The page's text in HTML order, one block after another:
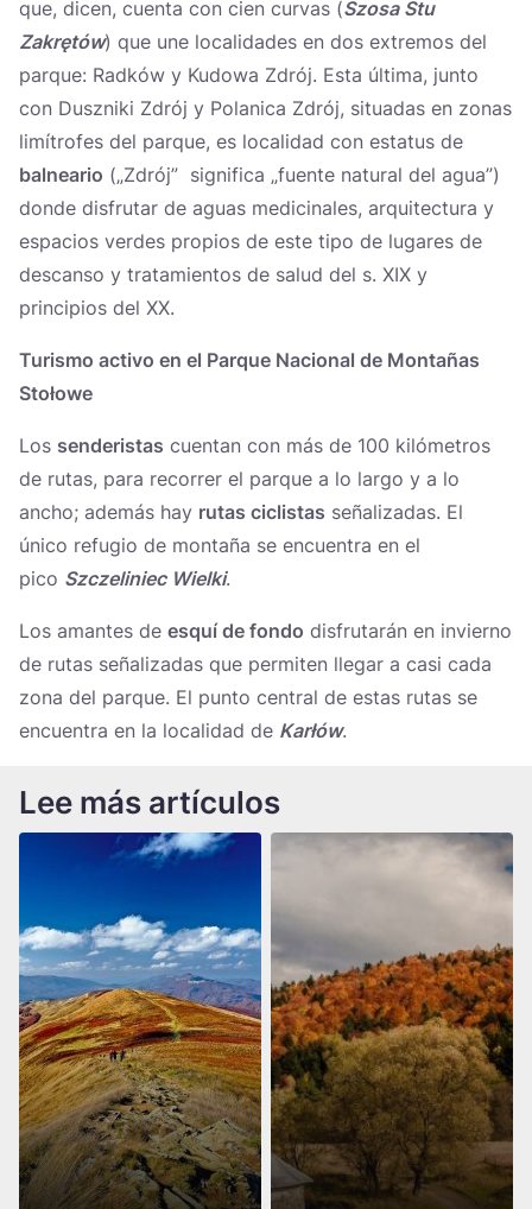
que, dicen, cuenta con cien curvas (Szosa Stu
Zakrętów) que une localidades en dos extremos del
parque: Radków y Kudowa Zdrój. Esta última, junto
con Duszniki Zdrój y Polanica Zdrój, situadas en zonas
limítrofes del parque, es localidad con estatus de
balneario („Zdrój” significa „fuente natural del agua”)
donde disfrutar de aguas medicinales, arquitectura y
espacios verdes propios de este tipo de lugares de
descanso y tratamientos de salud del s. XIX y
principios del XX.
Turismo activo en el Parque Nacional de Montañas
Stołowe
Los senderistas cuentan con más de 100 kilómetros
de rutas, para recorrer el parque a lo largo y a lo
ancho; además hay rutas ciclistas señalizadas. El
único refugio de montaña se encuentra en el
pico Szczeliniec Wielki.
Los amantes de esquí de fondo disfrutarán en invierno
de rutas señalizadas que permiten llegar a casi cada
zona del parque. El punto central de estas rutas se
encuentra en la localidad de Karłów.
Lee más artículos